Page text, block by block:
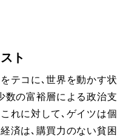
ト
テコに､世界を動かす状
数の富裕層による政治支
れに対して､ゲイツは個
済は､購買力のない貧困